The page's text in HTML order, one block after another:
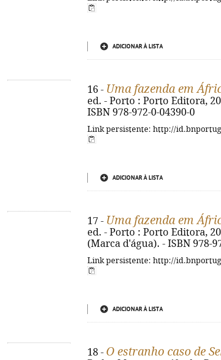
ADICIONAR À LISTA
16 - Uma fazenda em
ed. - Porto : Porto Editora,
ISBN 978-972-0-04390-0
Link persistente: http://
ADICIONAR À LISTA
17 - Uma fazenda em
ed. - Porto : Porto Editora,
(Marca d'água). - ISBN 978-
Link persistente: http://
ADICIONAR À LISTA
18 - O estranho caso de